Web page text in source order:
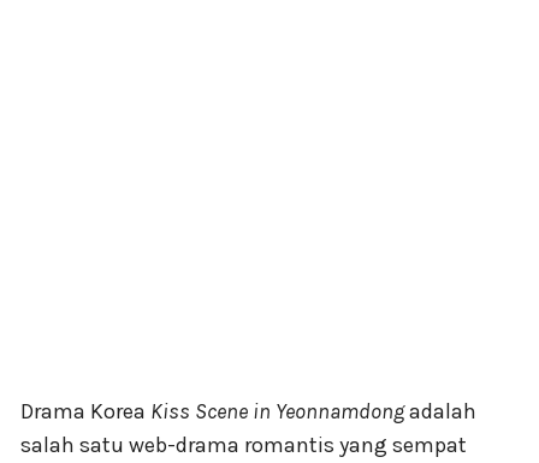
Drama Korea Kiss Scene in Yeonnamdongadalah
salah satu web-drama romantis yang sempat